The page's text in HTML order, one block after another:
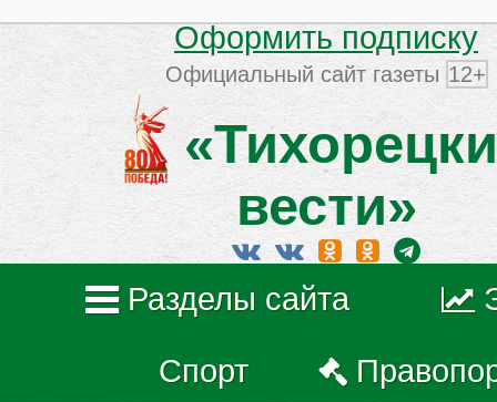
Оформить подписку
Официальный сайт газеты 12+
вести»
Разделы сайта
Спорт